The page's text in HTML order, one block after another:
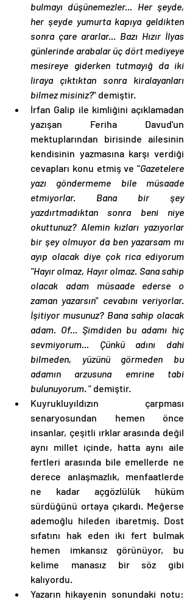
bulmayı düşünemezler... Her şeyde,
her şeyde yumurta kapıya geldikten
sonra çare ararlar... Bazı Hızır İlyas
günlerinde arabalar üç dört mediyeye
mesireye giderken tutmayığ da iki
liraya çıktıktan sonra kiralayanları
bilmez misiniz?" demiştir.
İrfan Galip ile kimliğini açıklamadan
yazışan Feriha Davud'un
mektuplarından birisinde ailesinin
kendisinin yazmasına karşı verdiği
cevapları konu etmiş ve "Gazetelere
yazı göndermeme bile müsaade
etmiyorlar. Bana bir şey
yazdırtmadıktan sonra beni niye
okuttunuz? Alemin kızları yazıyorlar
bir şey olmuyor da ben yazarsam mı
ayıp olacak diye çok rica ediyorum
"Hayır olmaz, Hayır olmaz. Sana sahip
olacak adam müsaade ederse o
zaman yazarsın" cevabını veriyorlar.
İşitiyor musunuz? Bana sahip olacak
adam. Of... Şimdiden bu adamı hiç
sevmiyorum... Çünkü adını dahi
bilmeden, yüzünü görmeden bu
adamın arzusuna emrine tabi
bulunuyorum. " demiştir.
Kuyrukluyıldızın çarpması
senaryosundan hemen önce
insanlar, çeşitli ırklar arasında değil
aynı millet içinde, hatta aynı aile
fertleri arasında bile emellerde ne
derece anlaşmazlık, menfaatlerde
ne kadar açgözlülük hüküm
sürdüğünü ortaya çıkardı. Meğerse
ademoğlu hileden ibaretmiş. Dost
sıfatını hak eden iki fert bulmak
hemen imkansız görünüyor, bu
kelime manasız bir söz gibi
kalıyordu.
Yazarın hikayenin sonundaki notu: